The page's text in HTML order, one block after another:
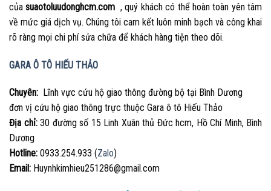
củasuaotoluudonghcm.com , quý khách có thể hoàn toàn yên tâm
về mức giá dịch vụ. Chúng tôi cam kết luôn minh bạch và công khai
rõ ràng mọi chi phí sửa chữa để khách hàng tiện theo dõi.
GARA Ô TÔ HIẾU THẢO
Chuyên: Lĩnh vực cứu hộ giao thông đường bộ tại Bình Dương
đơn vị cứu hộ giao thông trực thuộc Gara ô tô Hiếu Thảo
Địa chỉ:30 đường số 15 Linh Xuân thủ Đức hcm, Hồ Chí Minh, Bình
Dương
Hotline: 0933.254.933 (Zalo)
Email: Huynhkimhieu251286@gmail.com